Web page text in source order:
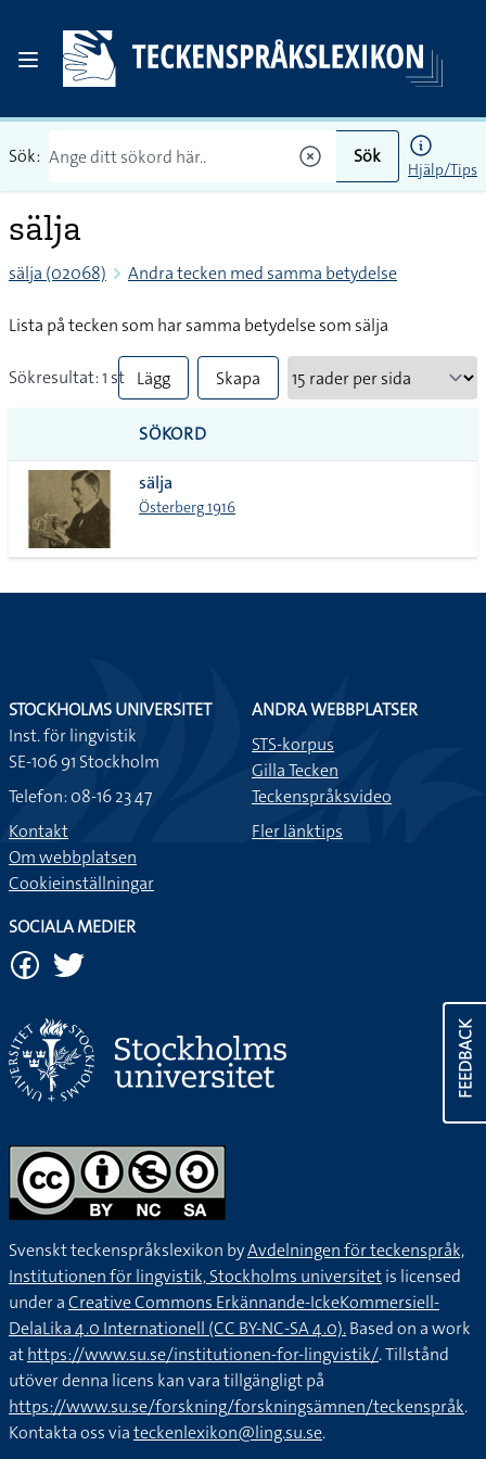
Sök: Sök
Hjälp/Tips
sälja
sälja (02068) Andra tecken med samma betydelse
Lista på tecken som har samma betydelse som sälja
Sökresultat: 1 st Lägg
till
alla i
lista
Skapa
SÖKORD
sälja
Österberg 1916
FEEDBACK
STOCKHOLMS UNIVERSITET
Inst. för lingvistik
SE-106 91 Stockholm
Telefon: 08-16 23 47
Kontakt
Om webbplatsen
Cookieinställningar
ANDRA WEBBPLATSER
STS-korpus
Gilla Tecken
Teckenspråksvideo
Fler länktips
SOCIALA MEDIER
Svenskt teckenspråkslexikon byAvdelningen för teckenspråk,
Institutionen för lingvistik, Stockholms universitetis licensed
under aCreative Commons Erkännande-IckeKommersiell-
DelaLika 4.0 Internationell (CC BY-NC-SA 4.0).Based on a work
athttps://www.su.se/institutionen-for-lingvistik/. Tillstånd
utöver denna licens kan vara tillgängligt på
https://www.su.se/forskning/forskningsämnen/teckenspråk.
Kontakta oss viateckenlexikon@ling.su.se.